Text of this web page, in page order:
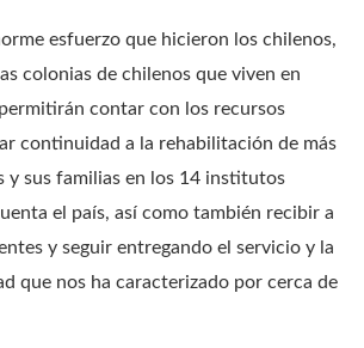
esfuerzo que hicieron los chilenos,
colonias de chilenos que viven en
contar con los recursos
continuidad a la rehabilitación de más
y sus familias en los 14 institutos
el país, así como también recibir a
y seguir entregando el servicio y la
que nos ha caracterizado por cerca de